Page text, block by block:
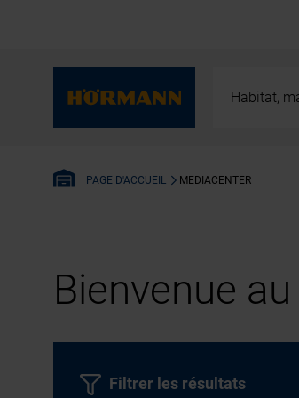
Habitat,
PAGE D'ACCUEIL MEDIACENTER
Bienvenue
Filtrer les résultats